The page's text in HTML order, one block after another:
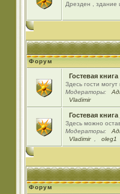
Дрезден , здание
Форум
Гостевая книга
Здесь гости
Модераторы:
Vladimir
Гостевая
Здесь можно
Модераторы:
Vladimir
oleg1
Форум